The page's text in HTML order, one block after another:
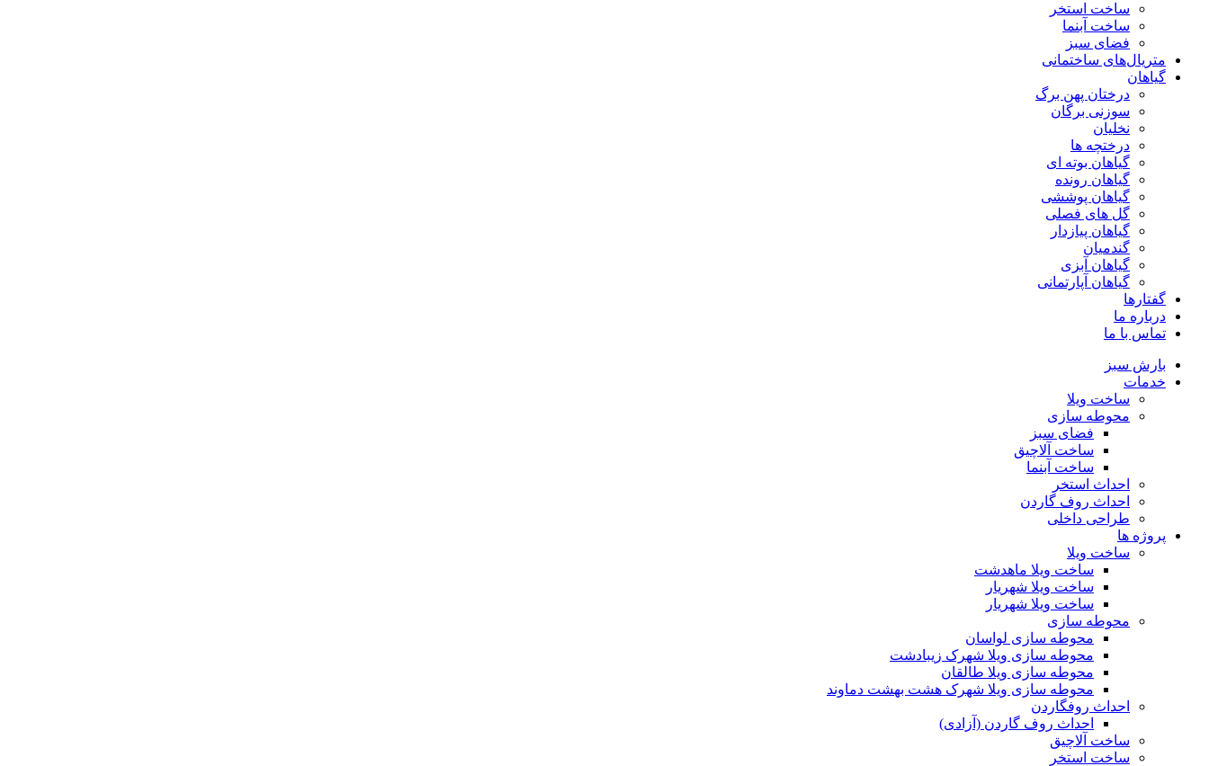
ساخت استخر
ساخت آبنما
فضای سبز
متریال‌های ساختمانی
گیاهان
درختان پهن برگ
سوزنی برگان
نخلیان
درختچه ها
گیاهان بوته ای
گیاهان رونده
گیاهان پوششی
گل های فصلی
گیاهان پیازدار
گندمیان
گیاهان آبزی
گیاهان آپارتمانی
گفتارها
درباره ما
تماس با ما
بارش سبز
خدمات
ساخت ویلا
محوطه سازی
فضای سبز
ساخت آلاچیق
ساخت آبنما
احداث استخر
احداث روف گاردن
طراحی داخلی
پروژه ها
ساخت ویلا
ساخت ویلا ماهدشت
ساخت ویلا شهریار
ساخت ویلا شهریار
محوطه سازی
محوطه سازی لواسان
محوطه سازی ویلا شهرک زیبادشت
محوطه سازی ویلا طالقان
محوطه سازی ویلا شهرک هشت بهشت دماوند
احداث روفگاردن
احداث روف گاردن (آزادی)
ساخت آلاچیق
ساخت استخر